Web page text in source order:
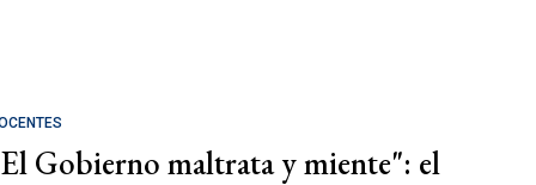
Gobierno maltrata y miente": el